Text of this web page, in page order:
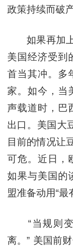
政策持续而破产
如果再加上
美国经济受到
首当其冲。多
家。如今，当
声载道时，巴
出口。美国大
目前的情况让
可危。近日，
如果与美国的
盟准备动用“最
“当规则变
离。” 美国前